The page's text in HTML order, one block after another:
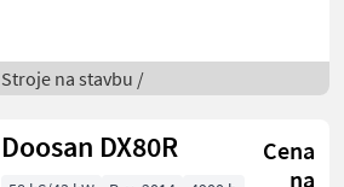
Sklápacie vozidlo
Stroje na stavbu /
Doosan DX80R
Cena
na